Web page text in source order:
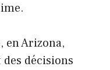
en Arizona,
des décisions